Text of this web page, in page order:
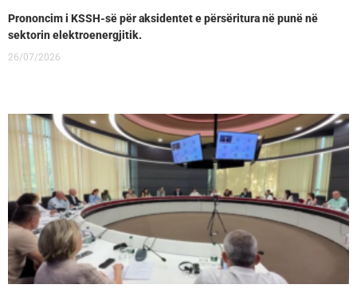
Prononcim i KSSH-së për aksidentet e përsëritura në punë në
sektorin elektroenergjitik.
26/07/2026